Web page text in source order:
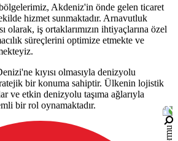
Akdeniz'in önde gelen ticaret
hizmet sunmaktadır. Arnavutluk
olarak, iş ortaklarımızın ihtiyaçlarına özel
süreçlerini optimize etmekte ve
kıyısı olmasıyla denizyolu
stratejik bir konuma sahiptir. Ülkenin lojistik
ve etkin denizyolu taşıma ağlarıyla
bir rol oynamaktadır.